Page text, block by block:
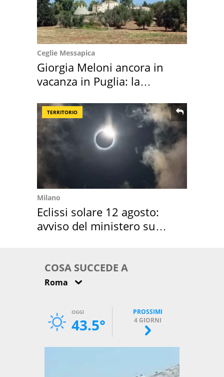
Ceglie Messapica
Giorgia Meloni ancora in
vacanza in Puglia: la
TERRITORIO
Milano
Eclissi solare 12 agosto:
avviso del ministero su